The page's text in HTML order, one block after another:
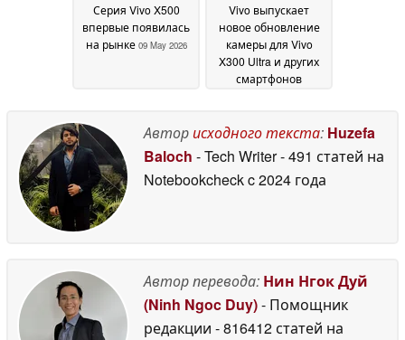
Серия Vivo X500
впервые появилась
на рынке 09 May 2026
Vivo выпускает
новое обновление
камеры для Vivo
X300 Ultra и других
смартфонов
Авторисходного текста: Huzefa
Baloch - Tech Writer- 491 статей на
Notebookcheckc 2024 года
Автор перевода: Нин Нгок Дуй
(Ninh Ngoc Duy)- Помощник
редакции - 816412 статей на